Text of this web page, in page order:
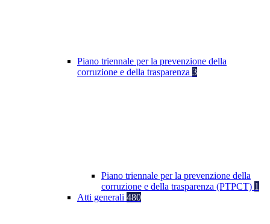
Piano triennale per la prevenzione della
corruzione e della trasparenza 3
Piano triennale per la prevenzione della
corruzione e della trasparenza (PTPCT) 1
Atti generali 480